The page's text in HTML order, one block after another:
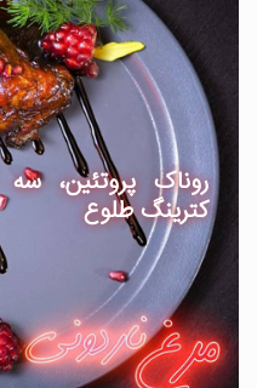
روناک پروتئین، سه
کترینگ طلوع